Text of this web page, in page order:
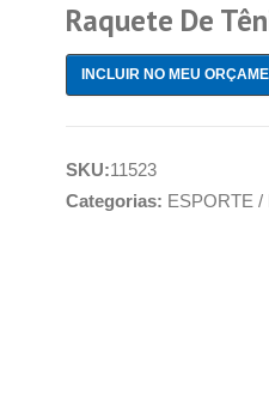
Raquete De
INCLUIR NO MEU
SKU:11523
Categorias: ESPORTE /